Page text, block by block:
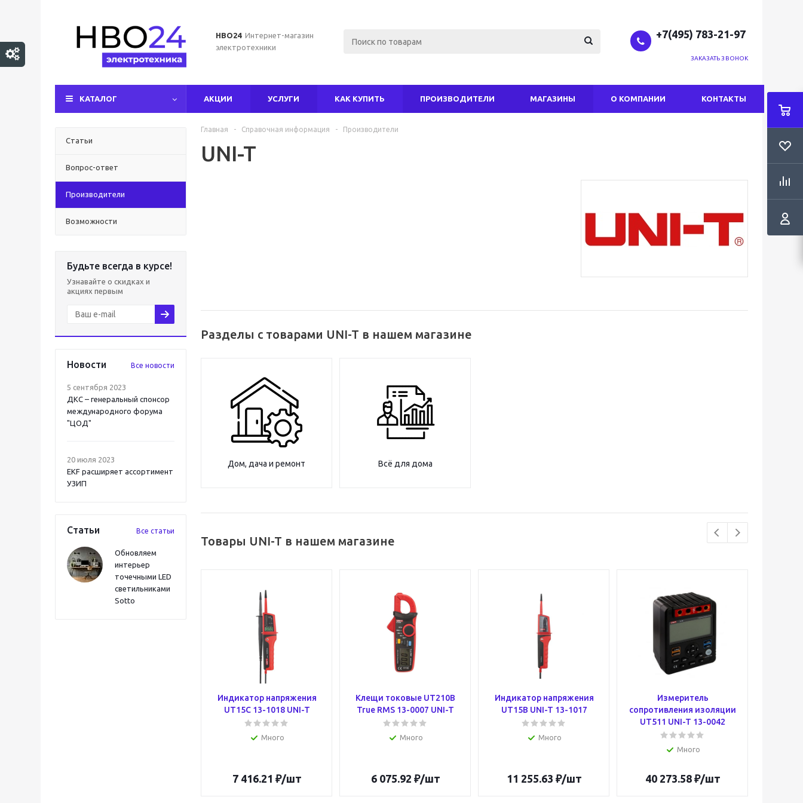
НВО24 Интернет-магазин
электротехники
+7(495) 783-21-97
ЗАКАЗАТЬ ЗВОНОК
КАТАЛОГ АКЦИИ УСЛУГИ КАК КУПИТЬ ПРОИЗВОДИТЕЛИ МАГАЗИНЫ О КОМПАНИИ КОНТАКТЫ
Статьи
Вопрос-ответ
Производители
Возможности
Будьте всегда в курсе!
Узнавайте о скидках и
акциях первым
Новости Все новости
5 сентября 2023
ДКС – генеральный спонсор
международного форума
"ЦОД"
20 июля 2023
EKF расширяет ассортимент
УЗИП
Статьи Все статьи
Обновляем
интерьер
точечными LED
светильниками
Sotto
Главная - Справочная информация - Производители
UNI-T
Разделы с товарами UNI-T в нашем магазине
Дом, дача и ремонт Всё для дома
Товары UNI-T в нашем магазине
Индикатор напряжения
UT15C 13-1018 UNI-T
Много
7 416.21 ₽/шт
Клещи токовые UT210В
True RMS 13-0007 UNI-T
Много
6 075.92 ₽/шт
Индикатор напряжения
UT15B UNI-T 13-1017
Много
11 255.63 ₽/шт
Измеритель
сопротивления изоляции
UT511 UNI-T 13-0042
Много
40 273.58₽/шт